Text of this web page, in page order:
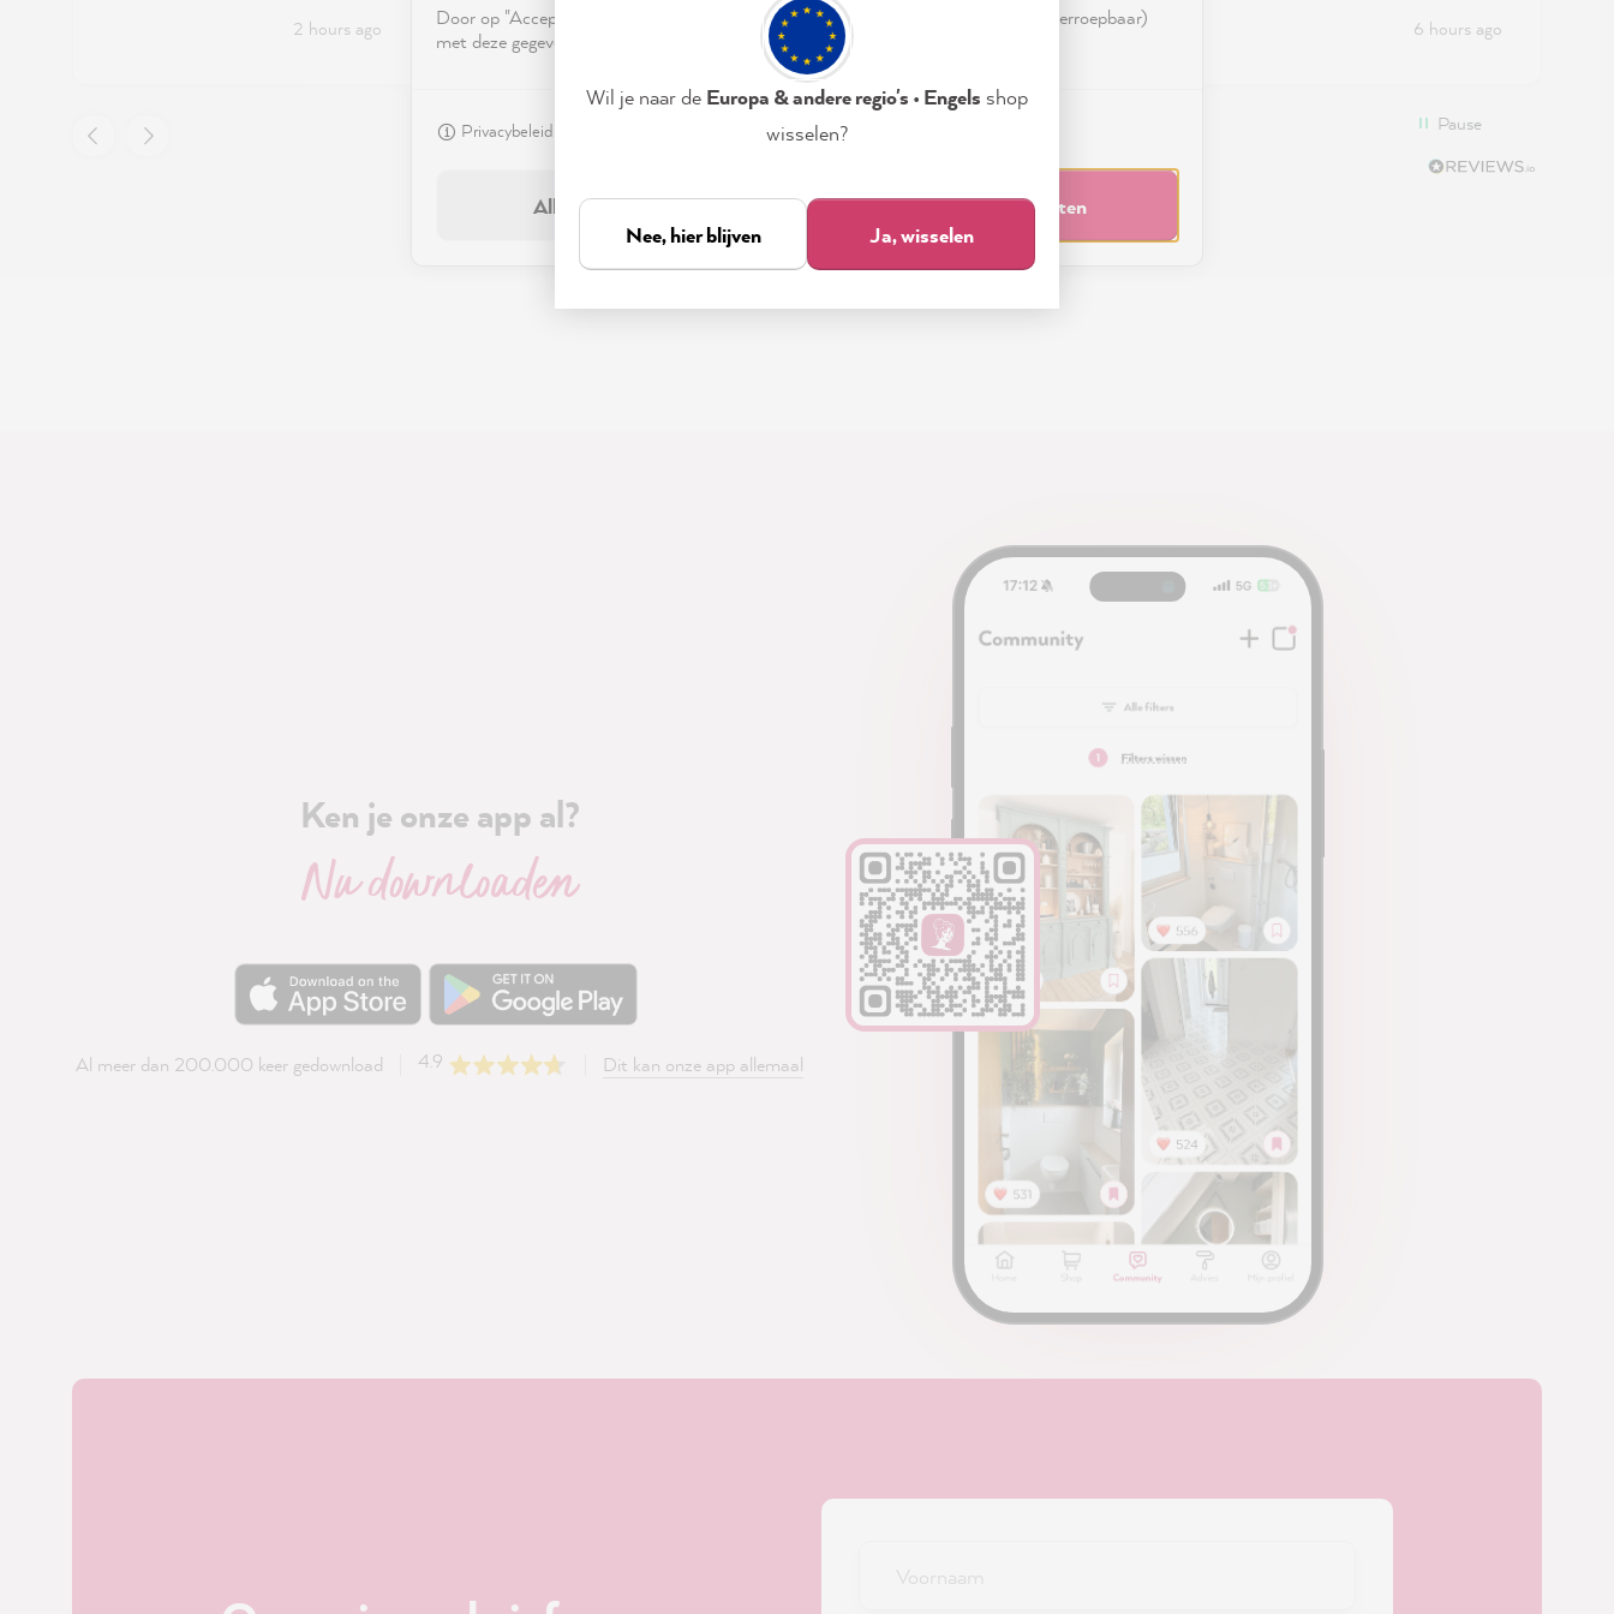
2 hours ago 5 hours ago 6 hours ago
Pause
Ken je onze app al?
Nu downloaden
Al meer dan 200.000 keer gedownload 4.9 Dit kan onze app allemaal
Door op "Accepteren & sluiten" te klikken, ga je vrijwillig akkoord (op elk moment herroepbaar)
met deze gegevensverwerking.
Privacybeleid
Accepteren & sluiten
Alleen noodzakelijk
Wil je naar de Europa & andere regio's • Engels shop
wisselen?
Nee, hier blijven Ja, wisselen